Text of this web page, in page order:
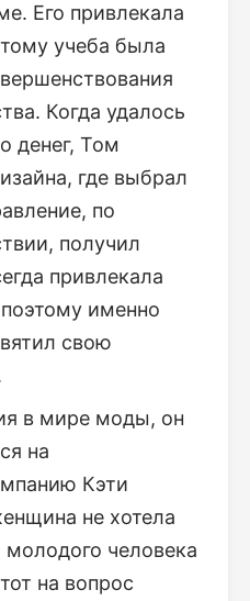
Его привлекала
учеба была
Когда удалось
денег, Том
где выбрал
по
получил
привлекала
именно
свою
в мире моды, он
на
Кэти
не хотела
молодого человека
на вопрос